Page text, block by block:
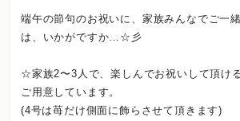
端午の節句のお祝いに、家族みんなでご一
は、いかがですか…☆彡
☆家族2〜3人で、楽しんでお祝いして頂け
ご用意しています。
(4号は苺だけ側面に飾らさせて頂きます)